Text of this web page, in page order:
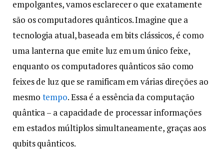
empolgantes, vamos esclarecer o que exatamente
são os computadores quânticos. Imagine que a
tecnologia atual, baseada em bits clássicos, é como
uma lanterna que emite luz em um único feixe,
enquanto os computadores quânticos são como
feixes de luz que se ramificam em várias direções ao
mesmo tempo. Essa é a essência da computação
quântica – a capacidade de processar informações
em estados múltiplos simultaneamente, graças aos
qubits quânticos.